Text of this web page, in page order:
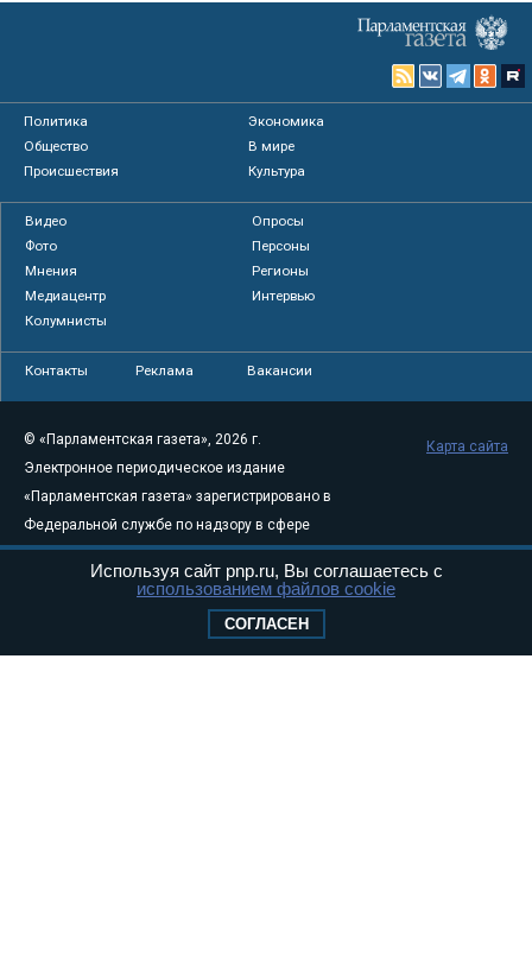
Политика
Экономика
Общество
В мире
Происшествия
Культура
Видео
Опросы
Фото
Персоны
Мнения
Регионы
Медиацентр
Интервью
Колумнисты
Контакты Реклама Вакансии
© «Парламентская газета», 2026 г.
Электронное периодическое издание
«Парламентская газета» зарегистрировано в
Федеральной службе по надзору в сфере
связи, информационных технологий и
массовых коммуникаций (Роскомнадзор) 05
Свидетельство о регистрации Эл № ФС77-
Карта сайта
Используя сайт pnp.ru, Вы соглашаетесь с
использованием файлов cookie
СОГЛАСЕН